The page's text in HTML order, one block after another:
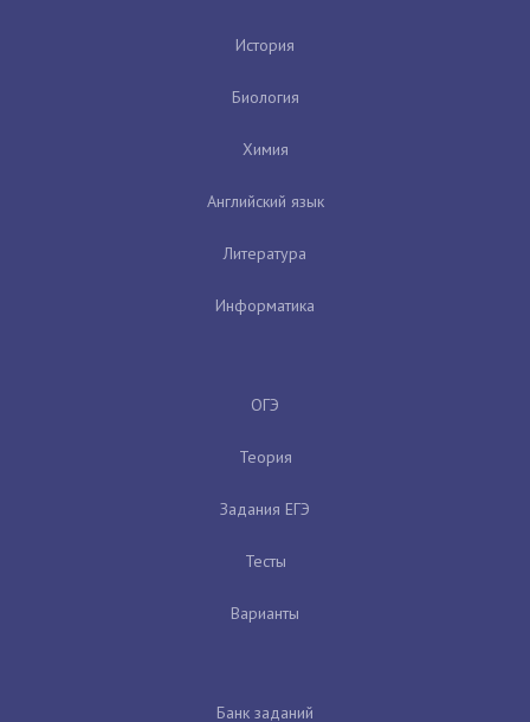
История
Биология
Химия
Английский язык
Литература
Информатика
ОГЭ
Теория
Задания ЕГЭ
Тесты
Варианты
Банк заданий